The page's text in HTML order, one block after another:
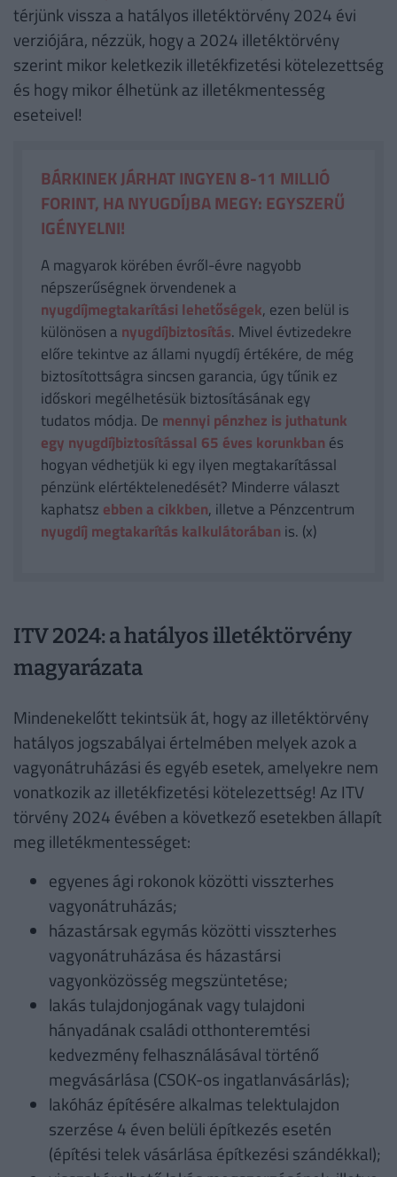
térjünk vissza a hatályos illetéktörvény 2024 évi
verziójára, nézzük, hogy a 2024 illetéktörvény
szerint mikor keletkezik illetékfizetési kötelezettség
és hogy mikor élhetünk az illetékmentesség
eseteivel!
BÁRKINEK JÁRHAT INGYEN 8-11 MILLIÓ
FORINT, HA NYUGDÍJBA MEGY: EGYSZERŰ
IGÉNYELNI!
A magyarok körében évről-évre nagyobb
népszerűségnek örvendenek a
nyugdíjmegtakarítási lehetőségek, ezen belül is
különösen a nyugdíjbiztosítás. Mivel évtizedekre
előre tekintve az állami nyugdíj értékére, de még
biztosítottságra sincsen garancia, úgy tűnik ez
időskori megélhetésük biztosításának egy
tudatos módja. De mennyi pénzhez is juthatunk
egy nyugdíjbiztosítással 65 éves korunkban és
hogyan védhetjük ki egy ilyen megtakarítással
pénzünk elértéktelenedését? Minderre választ
kaphatsz ebben a cikkben, illetve a Pénzcentrum
nyugdíj megtakarítás kalkulátorában is. (x)
ITV 2024: a hatályos illetéktörvény
magyarázata
Mindenekelőtt tekintsük át, hogy az illetéktörvény
hatályos jogszabályai értelmében melyek azok a
vagyonátruházási és egyéb esetek, amelyekre nem
vonatkozik az illetékfizetési kötelezettség! Az ITV
törvény 2024 évében a következő esetekben állapít
meg illetékmentességet:
egyenes ági rokonok közötti visszterhes
vagyonátruházás;
házastársak egymás közötti visszterhes
vagyonátruházása és házastársi
vagyonközösség megszüntetése;
lakás tulajdonjogának vagy tulajdoni
hányadának családi otthonteremtési
kedvezmény felhasználásával történő
megvásárlása (CSOK-os ingatlanvásárlás);
lakóház építésére alkalmas telektulajdon
szerzése 4 éven belüli építkezés esetén
(építési telek vásárlása építkezési szándékkal);